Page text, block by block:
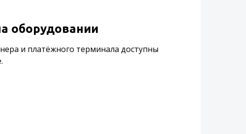
оборудовании
и платёжного терминала доступны